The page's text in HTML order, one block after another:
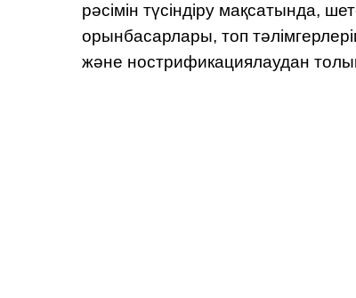
рәсімін түсіндіру мақсатында,
орынбасарлары, топ
және нострификациялаудан